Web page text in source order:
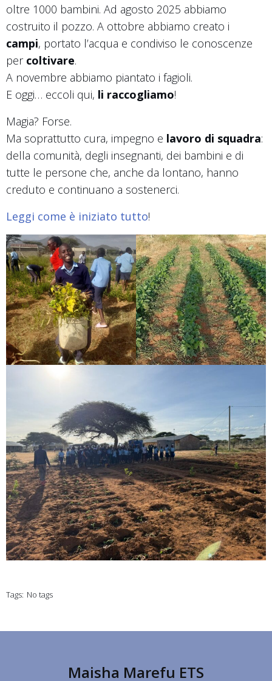
oltre 1000 bambini. Ad agosto 2025 abbiamo
costruito il pozzo. A ottobre abbiamo creato i
campi, portato l’acqua e condiviso le conoscenze
per coltivare.
A novembre abbiamo piantato i fagioli.
E oggi… eccoli qui, li raccogliamo!
Magia? Forse.
Ma soprattutto cura, impegno e lavoro di squadra:
della comunità, degli insegnanti, dei bambini e di
tutte le persone che, anche da lontano, hanno
creduto e continuano a sostenerci.
Leggi come è iniziato tutto!
Tags: No tags
Maisha Marefu ETS